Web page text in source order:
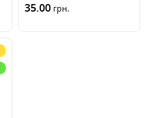
35.00 грн.